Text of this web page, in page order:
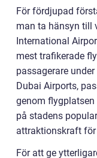
För fördjupad
man ta hänsyn till
International
mest trafikerade
passagerare
Dubai Airports,
genom
på stadens
attraktionskraft
För att ge